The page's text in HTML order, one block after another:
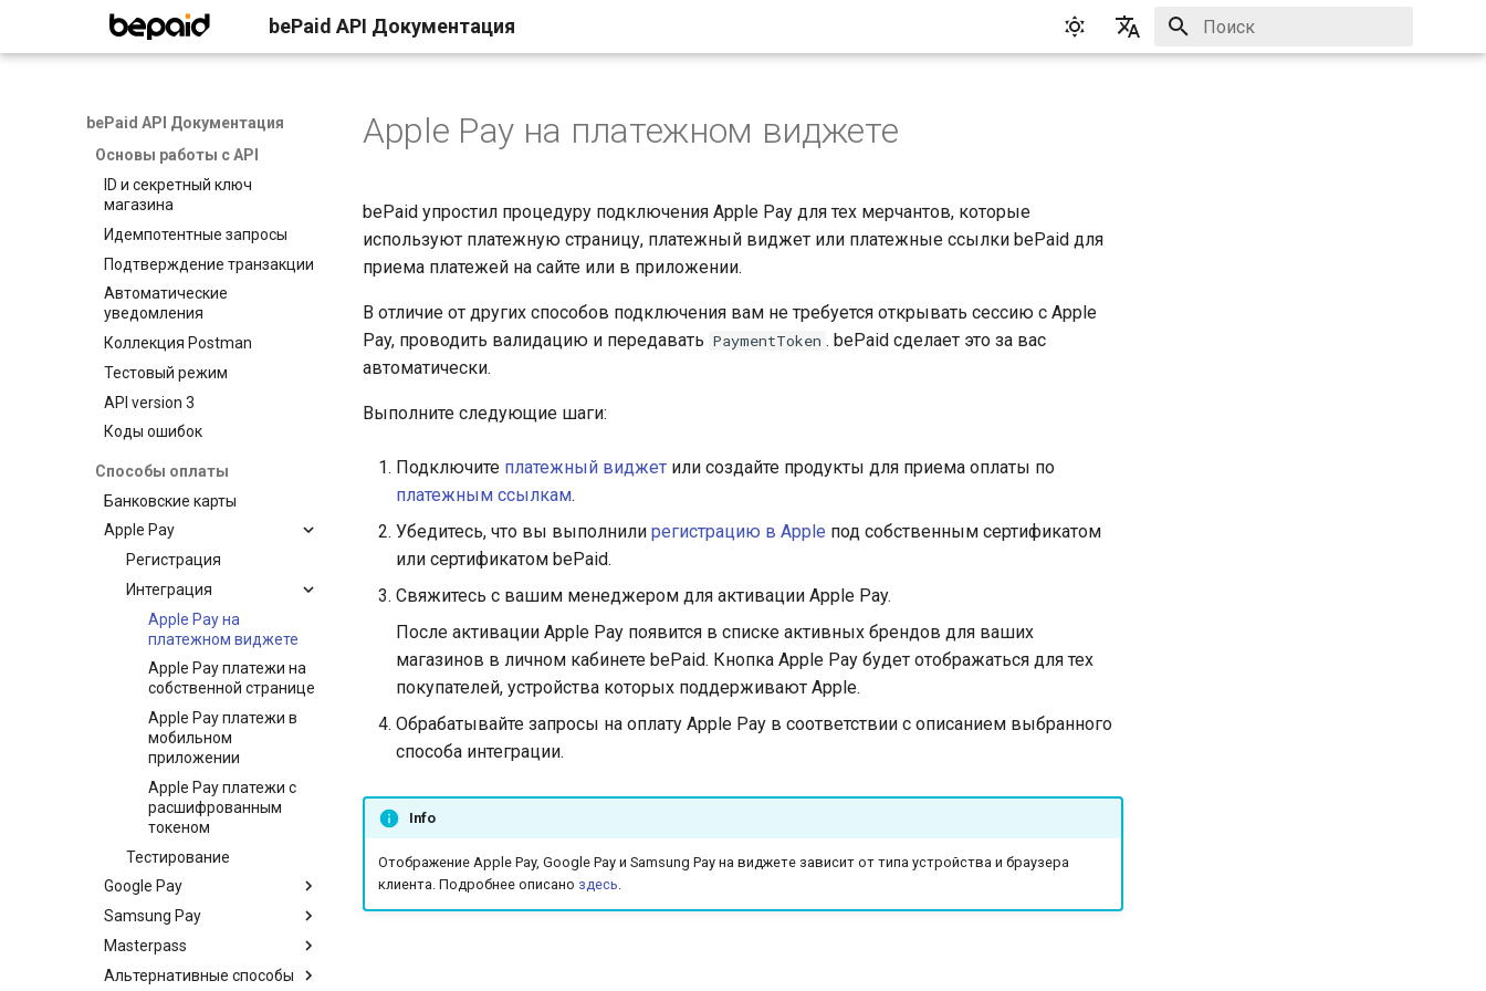
bePaid API Документация
bePaid API Документация
Главная
Основы работы с API
ID и секретный ключ
магазина
Идемпотентные запросы
Подтверждение транзакции
Автоматические
уведомления
Коллекция Postman
Тестовый режим
API version 3
Коды ошибок
Способы оплаты
Банковские карты
Apple Pay
Регистрация
Интеграция
Apple Pay на
платежном виджете
Apple Pay платежи на
собственной странице
Apple Pay платежи в
мобильном
приложении
Apple Pay платежи с
расшифрованным
токеном
Тестирование
Google Pay
Интеграция
Google Pay на
платежном виджете
Тестирование
Samsung Pay
Интеграция
Samsung Pay на
Тестирование
Masterpass
Интеграция
Альтернативные способы
Apple Pay на платежном виджете
bePaid упростил процедуру подключения Apple Pay для тех мерчантов, которые
используют платежную страницу, платежный виджет или платежные ссылки bePaid для
приема платежей на сайте или в приложении.
В отличие от других способов подключения вам не требуется открывать сессию с Apple
Pay, проводить валидацию и передавать PaymentToken . bePaid сделает это за вас
автоматически.
Выполните следующие шаги:
Подключите платежный виджет или создайте продукты для приема оплаты по
платежным ссылкам.
Убедитесь, что вы выполнили регистрацию в Apple под собственным сертификатом
или сертификатом bePaid.
Свяжитесь с вашим менеджером для активации Apple Pay.
После активации Apple Pay появится в списке активных брендов для ваших
магазинов в личном кабинете bePaid. Кнопка Apple Pay будет отображаться для тех
покупателей, устройства которых поддерживают Apple.
Обрабатывайте запросы на оплату Apple Pay в соответствии с описанием выбранного
способа интеграции.
Info
Отображение Apple Pay, Google Pay и Samsung Pay на виджете зависит от типа устройства и браузера
клиента. Подробнее описано здесь.